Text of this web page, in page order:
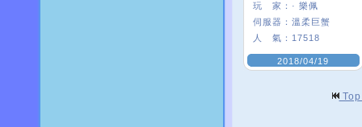
玩 家： · 樂佩
伺服器： 溫柔巨蟹
人 氣： 17518
2018/04/19